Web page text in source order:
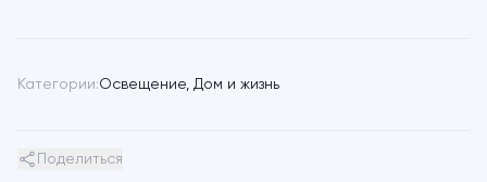
Категории:Освещение, Дом и жизнь
Поделиться